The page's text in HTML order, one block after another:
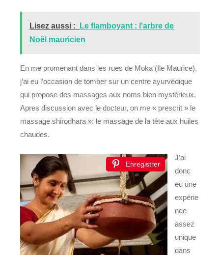
Lisez aussi :
Le flamboyant : l'arbre de
Noël mauricien
En me promenant dans les rues de Moka (Ile Maurice),
j’ai eu l’occasion de tomber sur un centre ayurvédique
qui propose des massages aux noms bien mystérieux.
Apres discussion avec le docteur, on me « prescrit » le
massage shirodhara »: le massage de la tête aux huiles
chaudes.
Enregistrer
J’ai
donc
eu une
expérie
nce
assez
unique
dans